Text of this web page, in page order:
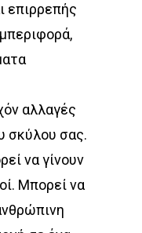
επιρρεπής
αλλαγές
σκύλου σας.
να γίνουν
Μπορεί να